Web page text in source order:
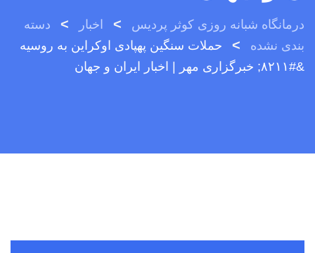
درمانگاه شبانه روزی کوثر پردیس > اخبار >
دسته
بندی نشده
>
حملات سنگین پهپادی اوکراین به روسیه
&#۸۲۱۱; خبرگزاری مهر | اخبار ایران و جهان